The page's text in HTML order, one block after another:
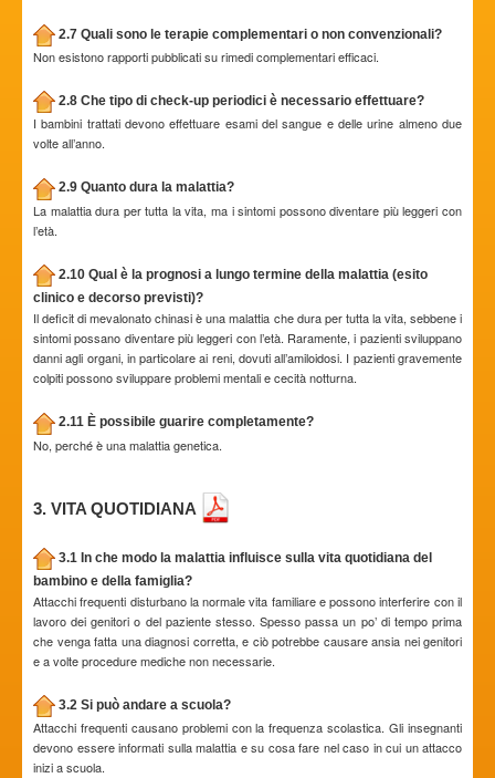
2.7 Quali sono le terapie complementari o non convenzionali?
Non esistono rapporti pubblicati su rimedi complementari efficaci.
2.8 Che tipo di check-up periodici è necessario effettuare?
I bambini trattati devono effettuare esami del sangue e delle urine almeno due
volte all’anno.
2.9 Quanto dura la malattia?
La malattia dura per tutta la vita, ma i sintomi possono diventare più leggeri con
l’età.
2.10 Qual è la prognosi a lungo termine della malattia (esito
clinico e decorso previsti)?
Il deficit di mevalonato chinasi è una malattia che dura per tutta la vita, sebbene i
sintomi possano diventare più leggeri con l’età. Raramente, i pazienti sviluppano
danni agli organi, in particolare ai reni, dovuti all’amiloidosi. I pazienti gravemente
colpiti possono sviluppare problemi mentali e cecità notturna.
2.11 È possibile guarire completamente?
No, perché è una malattia genetica.
3. VITA QUOTIDIANA
3.1 In che modo la malattia influisce sulla vita quotidiana del
bambino e della famiglia?
Attacchi frequenti disturbano la normale vita familiare e possono interferire con il
lavoro dei genitori o del paziente stesso. Spesso passa un po’ di tempo prima
che venga fatta una diagnosi corretta, e ciò potrebbe causare ansia nei genitori
e a volte procedure mediche non necessarie.
3.2 Si può andare a scuola?
Attacchi frequenti causano problemi con la frequenza scolastica. Gli insegnanti
devono essere informati sulla malattia e su cosa fare nel caso in cui un attacco
inizi a scuola.